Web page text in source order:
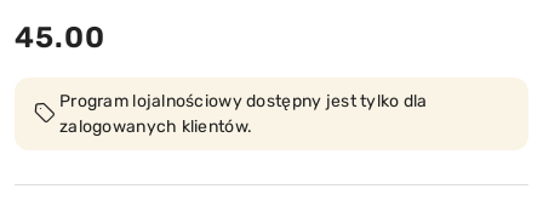
cena:
45.00
Program lojalnościowy dostępny jest tylko dla
zalogowanych klientów.